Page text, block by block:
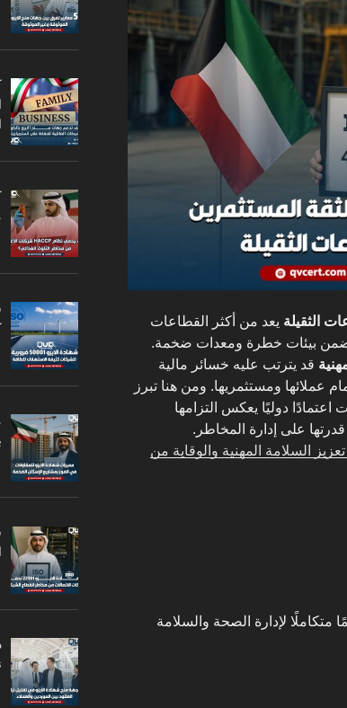
الثقيلة يعد من أكثر القطاعات
بيئات خطرة ومعدات ضخمة.
قد يترتب عليه خسائر مالية
ومستثمريها. ومن هنا تبرز
اعتمادًا دوليًا يعكس التزامها
على إدارة المخاطر.
الأيزو 45001 في تعزيز السلامة المهنية والوقاية من
لإدارة الصحة والسلامة